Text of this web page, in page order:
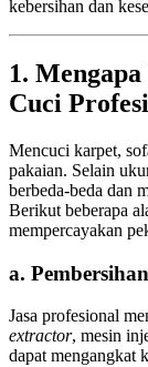
kebersihan dan
1.
Cuci
Mencuci karpet,
pakaian. Selain
berbeda-beda dan
Berikut beberapa
mempercayakan
a.
Jasa profesional
extractor, mesin
dapat mengangkat